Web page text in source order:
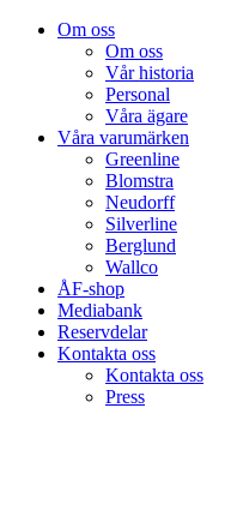
Om oss
Om oss
Vår historia
Personal
Våra ägare
Våra varumärken
Greenline
Blomstra
Neudorff
Silverline
Berglund
Wallco
ÅF-shop
Mediabank
Reservdelar
Kontakta oss
Kontakta oss
Press